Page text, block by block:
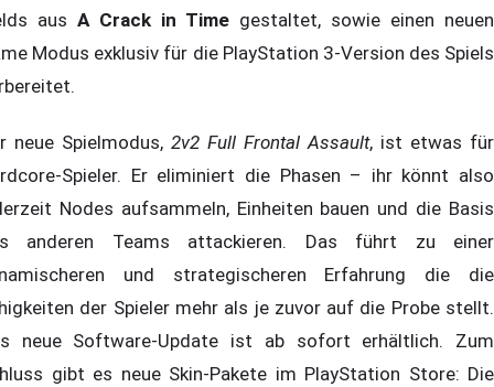
aus A Crack in Time gestaltet, sowie einen neuen
Modus exklusiv für die PlayStation 3-Version des Spiels
neue Spielmodus, 2v2 Full Frontal Assault, ist etwas für
Spieler. Er eliminiert die Phasen – ihr könnt also
Nodes aufsammeln, Einheiten bauen und die Basis
anderen Teams attackieren. Das führt zu einer
und strategischeren Erfahrung die die
der Spieler mehr als je zuvor auf die Probe stellt.
neue Software-Update ist ab sofort erhältlich. Zum
gibt es neue Skin-Pakete im PlayStation Store: Die